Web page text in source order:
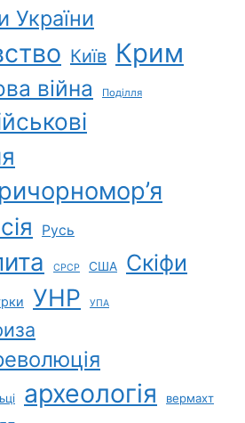
України
Київ Крим
війна Поділля
Русь
СРСР США Скіфи
УНР УПА
археологія вермахт